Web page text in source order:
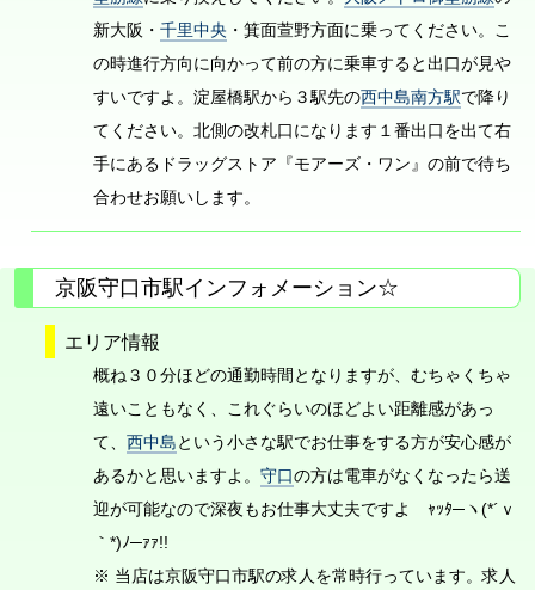
新大阪・ 千里中央 ・箕面萱野方面に乗ってください。こ
の時進行方向に向かって前の方に乗車すると出口が見や
すいですよ。淀屋橋駅から３駅先の西中島南方駅で降り
てください。北側の改札口になります１番出口を出て右
手にあるドラッグストア『モアーズ・ワン』の前で待ち
合わせお願いします。
京阪守口市駅インフォメーション☆
エリア情報
概ね３０分ほどの通勤時間となりますが、むちゃくちゃ
遠いこともなく、これぐらいのほどよい距離感があっ
て、 西中島という小さな駅でお仕事をする方が安心感が
あるかと思いますよ。 守口の方は電車がなくなったら送
迎が可能なので深夜もお仕事大丈夫ですよ ｬｯﾀ─ヽ(*´ｖ
｀*)ﾉ─ｧｧ!!
※ 当店は京阪守口市駅の求人を常時行っています。求人